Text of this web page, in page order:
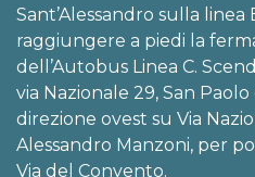
Sant’Alessandro sulla
raggiungere a piedi la
dell’Autobus Linea C.
via Nazionale 29, San
direzione ovest su Via
Alessandro Manzoni, per
Via del Convento.